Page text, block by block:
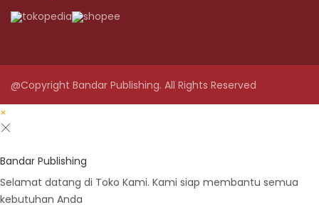
@Copyright Bandar Publishing. All Rights Reserved
×
Bandar Publishing
Selamat datang di Toko Kami. Kami siap membantu semua
kebutuhan Anda